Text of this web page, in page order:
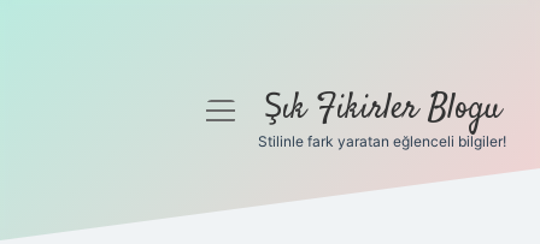
Gizlilik Politikası
menüyüŞık Fikirler Blogu
Stilinle fark yaratan eğlenceli bilgiler!